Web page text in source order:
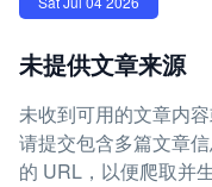
未提供文章来源
未收到可用的文章内
请提交包含多篇文章
的 URL，以便爬取并